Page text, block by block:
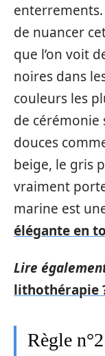
de nuancer
que l’on voit
noires dans
couleurs les
de cérémonie
douces
beige, le gris
vraiment
marine est
élégante en
Lire
lithothérapie
Règle